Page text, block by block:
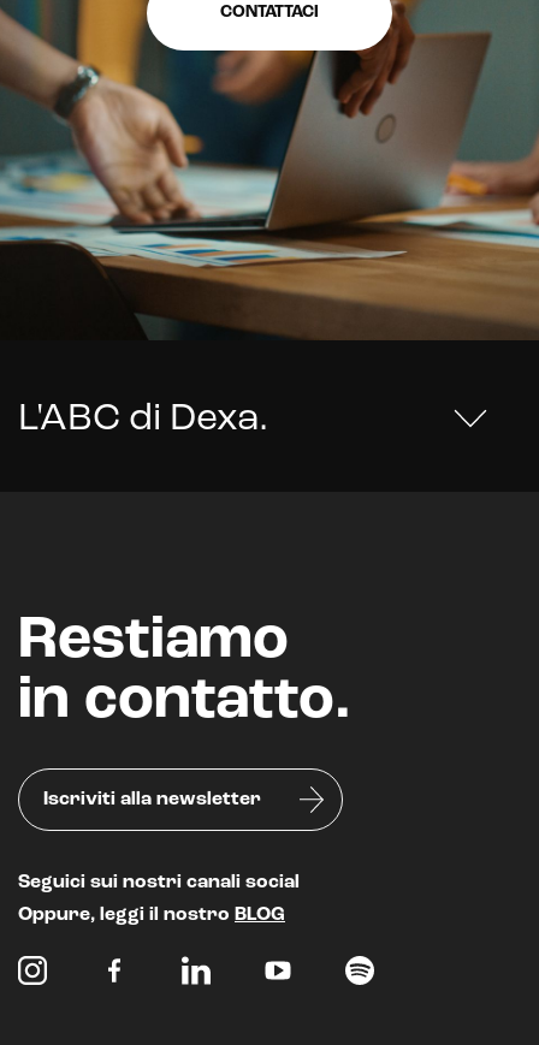
CONTATTACI
L'ABC di Dexa.
Restiamo
in contatto.
Iscriviti alla newsletter
Seguici sui nostri canali social
Oppure, leggi il nostro BLOG